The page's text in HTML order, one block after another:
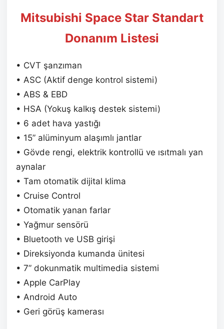
Mitsubishi Space Star Standart
Donanım Listesi
• CVT şanzıman
• ASC (Aktif denge kontrol sistemi)
• ABS & EBD
• HSA (Yokuş kalkış destek sistemi)
• 6 adet hava yastığı
• 15” alüminyum alaşımlı jantlar
• Gövde rengi, elektrik kontrollü ve ısıtmalı yan
aynalar
• Tam otomatik dijital klima
• Cruise Control
• Otomatik yanan farlar
• Yağmur sensörü
• Bluetooth ve USB girişi
• Direksiyonda kumanda ünitesi
• 7” dokunmatik multimedia sistemi
• Apple CarPlay
• Android Auto
• Geri görüş kamerası